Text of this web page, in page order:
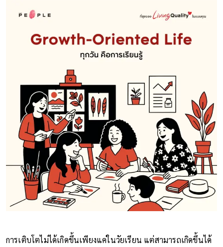
การเติบโตไม่ได้เกิดขึ้นเพียงแค่ในวัยเรียน แต่สามารถเกิดขึ้นได้